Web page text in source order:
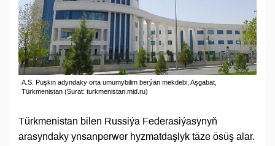
A.S. Puşkin adyndaky orta umumybilim berýän mekdebi, Aşgabat,
Türkmenistan (Surat: turkmenistan.mid.ru)
Türkmenistan bilen Russiýa Federasiýasynyň
arasyndaky ynsanperwer hyzmatdaşlyk täze ösüş alar.